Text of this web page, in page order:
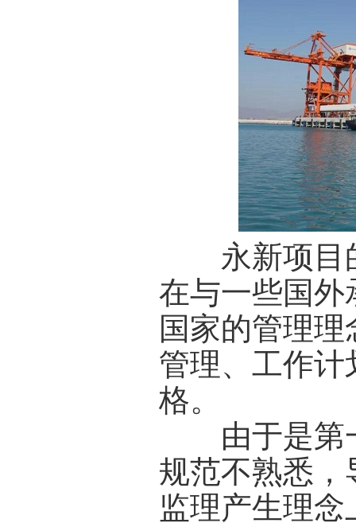
永新项目的
在与一些国外
国家的管理
管理、工作
格。
由于是第一
规范不熟悉
监理产生理